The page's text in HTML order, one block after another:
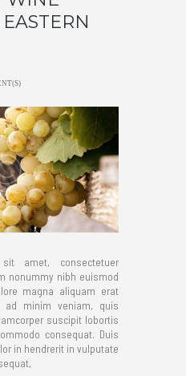
amet, consectetuer
nonummy nibh euismod
magna aliquam erat
ad minim veniam, quis
suscipit lobortis
consequat. Duis
in hendrerit in vulputate